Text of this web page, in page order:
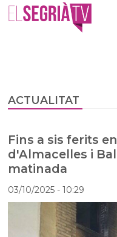
ACTUALITAT
Fins a sis ferits
d'Almacelles i
matinada
03/10/2025- 10:29